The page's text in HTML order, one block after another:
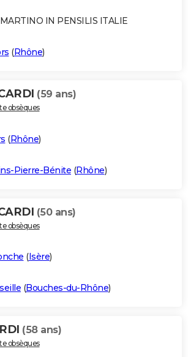
IN PENSILIS ITALIE
(Rhône)
(59 ans)
obsèques
(Rhône)
Pierre-Bénite (Rhône)
(50 ans)
obsèques
(Isère)
(Bouches-du-Rhône)
(58 ans)
obsèques